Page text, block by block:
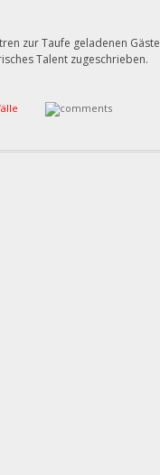
zur Taufe geladenen Gäste
Talent zugeschrieben.